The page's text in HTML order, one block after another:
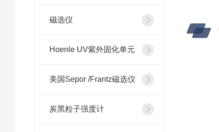
磁选仪
Hoenle UV紫外固化单元
美国Sepor /Frantz磁选仪
炭黑粒子强度计